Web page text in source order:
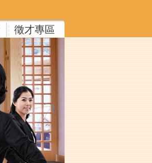
徵才專區